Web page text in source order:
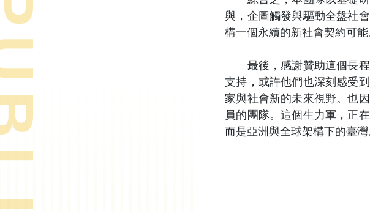
與，企圖觸發與驅動全盤社
構一個永續的新社會契約可能
最後，感謝贊助這個長程
支持，或許他們也深刻感受
家與社會新的未來視野。也
員的團隊。這個生力軍，正
而是亞洲與全球架構下的臺灣